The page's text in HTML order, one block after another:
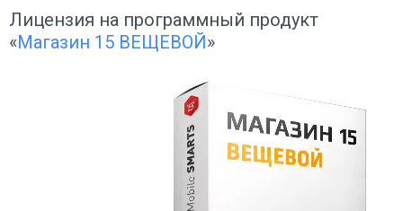
Лицензия на программный продукт
«Магазин 15 ВЕЩЕВОЙ»